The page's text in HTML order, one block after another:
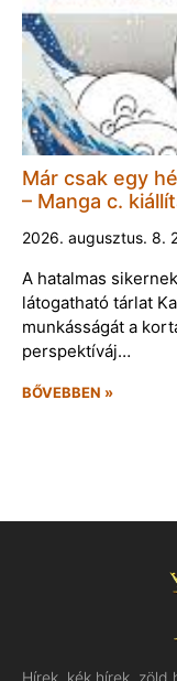
Már csak egy
– Manga c.
2026. augusztus. 8.
A hatalmas
látogatható tárlat
munkásságát a
perspektíváj…
BŐVEBBEN »
Hírek, kék hírek, zöld